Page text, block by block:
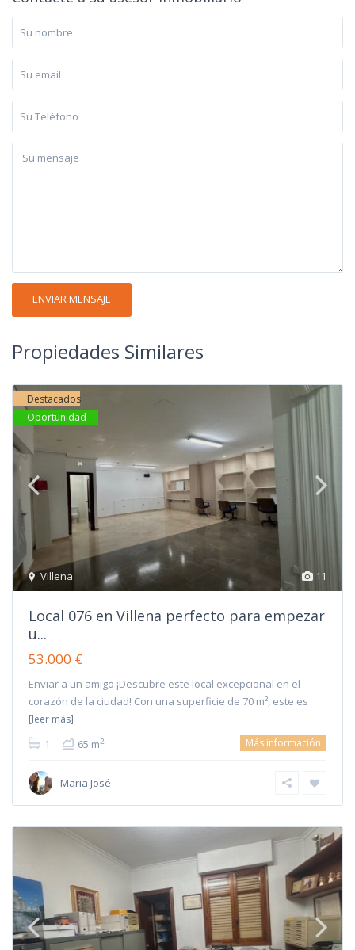
Propiedades Similares
11
Villena
Destacados
Oportunidad
Local 076 en Villena perfecto para empezar
u...
53.000 €
Enviar a un amigo ¡Descubre este local excepcional en el
corazón de la ciudad! Con una superficie de 70 m², este es
[leer más]
1 65 m2 Más información
Maria José